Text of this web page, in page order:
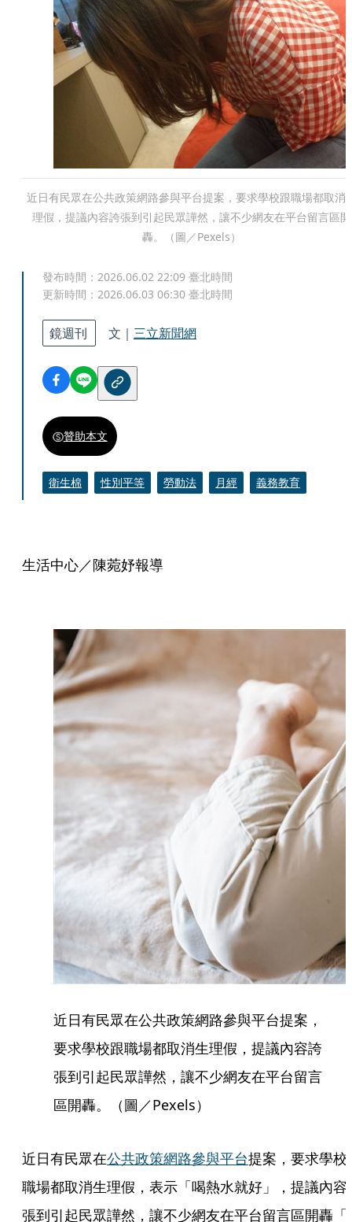
近日有民眾在公共政策網路參與平台提案，要求學校跟職場都取消
理假，提議內容誇張到引起民眾譁然，讓不少網友在平台留言區開
轟。（圖／Pexels）
發布時間： 2026.06.02 22:09 臺北時間
更新時間： 2026.06.03 06:30 臺北時間
鏡週刊 文｜ 三立新聞網
贊助本文
衛生棉 性別平等 勞動法 月經 義務教育
生活中心／陳菀妤報導
近日有民眾在公共政策網路參與平台提案，
要求學校跟職場都取消生理假，提議內容誇
張到引起民眾譁然，讓不少網友在平台留言
區開轟。（圖／Pexels）
近日有民眾在公共政策網路參與平台提案，要求學校
職場都取消生理假，表示「喝熱水就好」，提議內容
張到引起民眾譁然，讓不少網友在平台留言區開轟「